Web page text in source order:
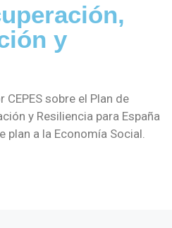
y
sobre el Plan de
y Resiliencia para España
a la Economía Social.